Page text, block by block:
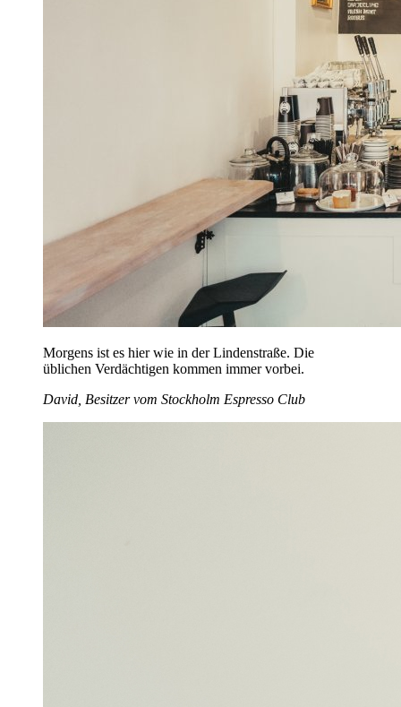
Morgens ist es hier wie in der Lindenstraße. Die
üblichen Verdächtigen kommen immer vorbei.
David, Besitzer vom Stockholm Espresso Club